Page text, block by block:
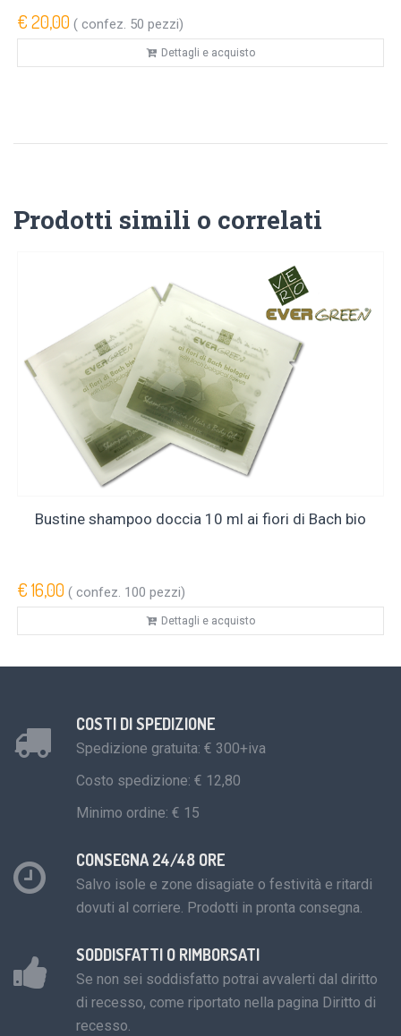
€ 20,00 ( confez. 50 pezzi)
Dettagli e acquisto
Prodotti simili o correlati
Bustine shampoo doccia 10 ml ai fiori di Bach bio
€ 16,00 ( confez. 100 pezzi)
Dettagli e acquisto
COSTI DI SPEDIZIONE
Spedizione gratuita: € 300+iva
Costo spedizione: € 12,80
Minimo ordine: € 15
CONSEGNA 24/48 ORE
Salvo isole e zone disagiate o festività e ritardi
dovuti al corriere. Prodotti in pronta consegna.
SODDISFATTI O RIMBORSATI
Se non sei soddisfatto potrai avvalerti dal diritto
di recesso, come riportato nella pagina Diritto di
recesso.